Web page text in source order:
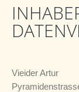
Vieider Artur